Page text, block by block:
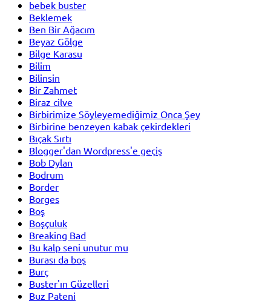
bebek buster
Beklemek
Ben Bir Ağacım
Beyaz Gölge
Bilge Karasu
Bilim
Bilinsin
Bir Zahmet
Biraz cilve
Birbirimize Söyleyemediğimiz Onca Şey
Birbirine benzeyen kabak çekirdekleri
Bıçak Sırtı
Blogger'dan Wordpress'e geçiş
Bob Dylan
Bodrum
Border
Borges
Boş
Boşçuluk
Breaking Bad
Bu kalp seni unutur mu
Burası da boş
Burç
Buster'ın Güzelleri
Buz Pateni